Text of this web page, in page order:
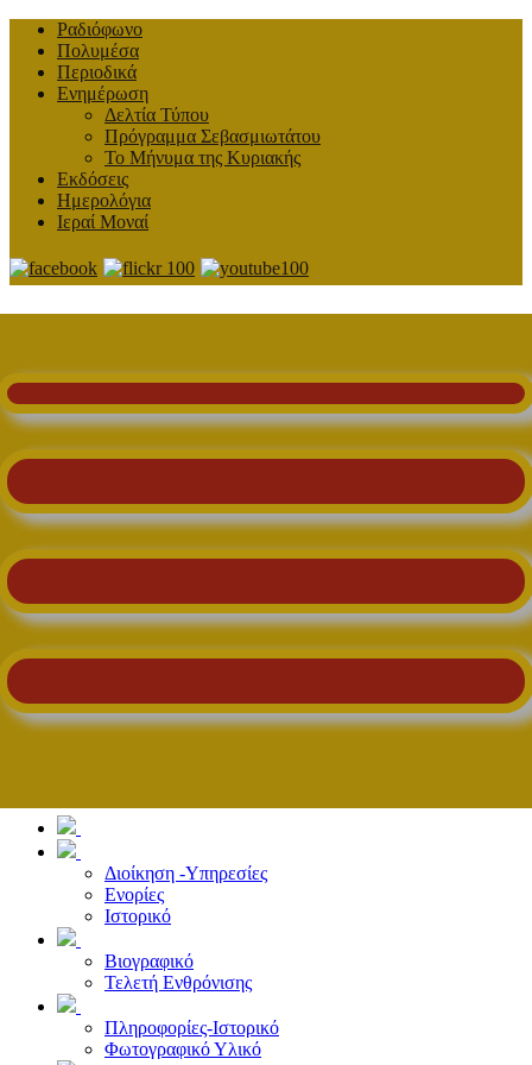
Ραδιόφωνο
Πολυμέσα
Περιοδικά
Ενημέρωση
Δελτία Τύπου
Πρόγραμμα Σεβασμιωτάτου
Το Μήνυμα της Κυριακής
Εκδόσεις
Ημερολόγια
Ιεραί Μοναί
Διοίκηση -Υπηρεσίες
Ενορίες
Ιστορικό
Βιογραφικό
Τελετή Ενθρόνισης
Πληροφορίες-Ιστορικό
Φωτογραφικό Υλικό